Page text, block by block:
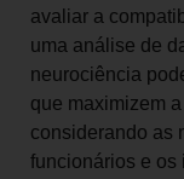
avaliar a
uma análise de
neurociência
que maximizem
considerando as
funcionários e os